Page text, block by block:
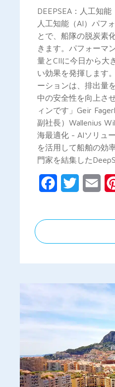
DEEPSEA：人工知
人工知能（AI）パフ
とで、船隊の脱炭素
きます。パフォーマ
量とCIIに今日から大
い効果を発揮します
ーションは、排出量
中の安全性を向上さ
ィンです」Geir
副社長）Wallenius
海最適化 - AIソリュ
を活用して船舶の効
門家を結集した
FacebookTwitter